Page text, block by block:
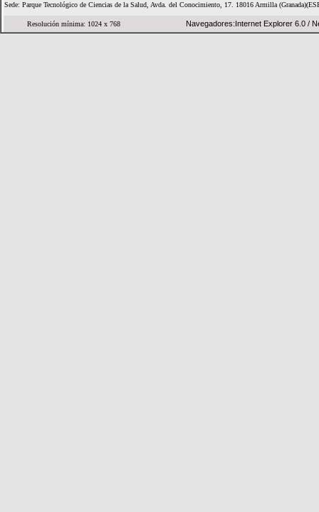
Sede: Parque Tecnológico de Ciencias de la Salud, Avda. del Conocimiento, 17. 18016 Armilla
Resolución mínima: 1024 x 768 Navegadores:Internet Explorer 6.0 /